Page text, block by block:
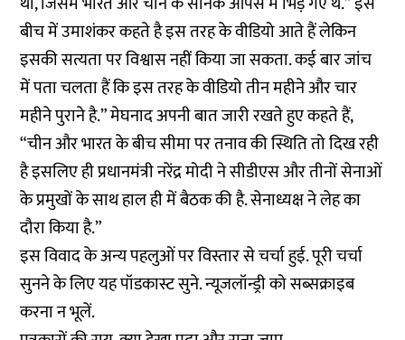
बीच में उमाशंकर कहते है इस तरह के वीडियो आते हैं लेकिन
इसकी सत्यता पर विश्वास नहीं किया जा सकता. कई बार जांच
में पता चलता हैं कि इस तरह के वीडियो तीन महीने और चार
महीने पुराने है.” मेघनाद अपनी बात जारी रखते हुए कहते हैं,
“चीन और भारत के बीच सीमा पर तनाव की स्थिति तो दिख रही
है इसलिए ही प्रधानमंत्री नरेंद्र मोदी ने सीडीएस और तीनों सेनाओं
के प्रमुखों के साथ हाल ही में बैठक की है. सेनाध्यक्ष ने लेह का
दौरा किया है.”
इस विवाद के अन्य पहलुओं पर विस्तार से चर्चा हुई. पूरी चर्चा
सुनने के लिए यह पॉडकास्ट सुने. न्यूजलॉन्ड्री को सब्सक्राइब
करना न भूलें.